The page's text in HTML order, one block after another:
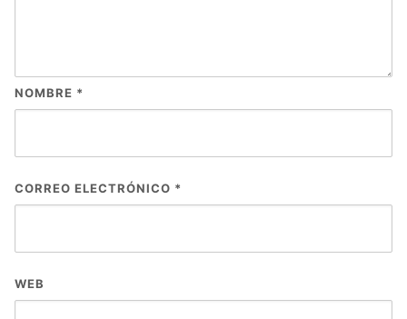
NOMBRE *
CORREO ELECTRÓNICO *
WEB